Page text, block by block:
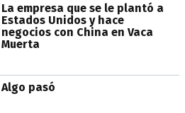
La empresa que se le plantó a
Estados Unidos y hace
negocios con China en Vaca
Muerta
Algo pasó